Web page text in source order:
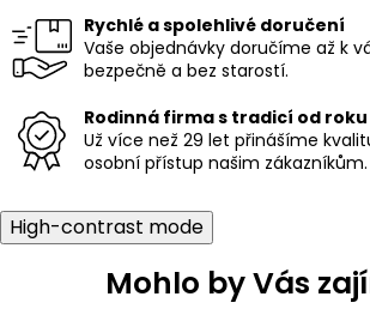
y
v
ý
i
s
u
Rychlé a spolehlivé doručení
Vaše objednávky doručíme až k
bezpečně a bez starostí.
Rodinná firma s tradicí od roku
Už více než 29 let přinášíme
osobní přístup našim zákazníkům.
High-contrast mode
Mohlo by Vás